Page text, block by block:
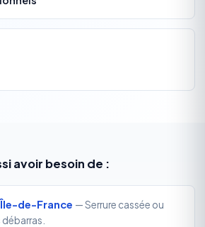
avoir besoin de :
de-France — Serrure cassée ou